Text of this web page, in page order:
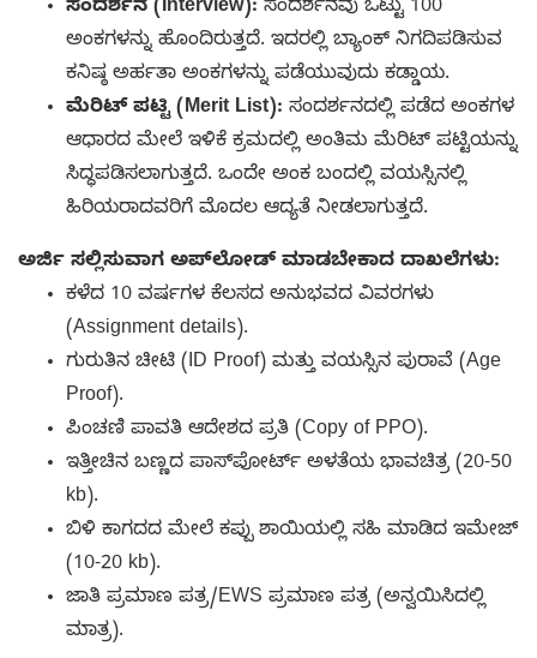
ಸಂದರ್ಶನ (Interview): ಸಂದರ್ಶನವು ಒಟ್ಟು 100
ಅಂಕಗಳನ್ನು ಹೊಂದಿರುತ್ತದೆ. ಇದರಲ್ಲಿ ಬ್ಯಾಂಕ್ ನಿಗದಿಪಡಿಸುವ
ಕನಿಷ್ಠ ಅರ್ಹತಾ ಅಂಕಗಳನ್ನು ಪಡೆಯುವುದು ಕಡ್ಡಾಯ.
ಮೆರಿಟ್ ಪಟ್ಟಿ (Merit List): ಸಂದರ್ಶನದಲ್ಲಿ ಪಡೆದ ಅಂಕಗಳ
ಆಧಾರದ ಮೇಲೆ ಇಳಿಕೆ ಕ್ರಮದಲ್ಲಿ ಅಂತಿಮ ಮೆರಿಟ್ ಪಟ್ಟಿಯನ್ನು
ಸಿದ್ಧಪಡಿಸಲಾಗುತ್ತದೆ. ಒಂದೇ ಅಂಕ ಬಂದಲ್ಲಿ ವಯಸ್ಸಿನಲ್ಲಿ
ಹಿರಿಯರಾದವರಿಗೆ ಮೊದಲ ಆದ್ಯತೆ ನೀಡಲಾಗುತ್ತದೆ.
ಅರ್ಜಿ ಸಲ್ಲಿಸುವಾಗ ಅಪ್‌ಲೋಡ್ ಮಾಡಬೇಕಾದ ದಾಖಲೆಗಳು:
ಕಳೆದ 10 ವರ್ಷಗಳ ಕೆಲಸದ ಅನುಭವದ ವಿವರಗಳು
(Assignment details).
ಗುರುತಿನ ಚೀಟಿ (ID Proof) ಮತ್ತು ವಯಸ್ಸಿನ ಪುರಾವೆ (Age
Proof).
ಪಿಂಚಣಿ ಪಾವತಿ ಆದೇಶದ ಪ್ರತಿ (Copy of PPO).
ಇತ್ತೀಚಿನ ಬಣ್ಣದ ಪಾಸ್‌ಪೋರ್ಟ್ ಅಳತೆಯ ಭಾವಚಿತ್ರ (20-50
kb).
ಬಿಳಿ ಕಾಗದದ ಮೇಲೆ ಕಪ್ಪು ಶಾಯಿಯಲ್ಲಿ ಸಹಿ ಮಾಡಿದ ಇಮೇಜ್
(10-20 kb).
ಜಾತಿ ಪ್ರಮಾಣ ಪತ್ರ/EWS ಪ್ರಮಾಣ ಪತ್ರ (ಅನ್ವಯಿಸಿದಲ್ಲಿ
ಮಾತ್ರ).